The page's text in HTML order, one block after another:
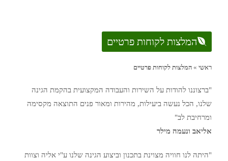
המלצות לקוחות פרטיים
ראשי »המלצות לקוחות פרטיים
"ברצוננו להודות על השירות והעבודה המקצועית בהקמת הגינה
שלנו, הכל נעשה ביעילות, מהירות ומאור פנים התוצאה מקסימה
ומרחיבת לב"
אליאב ונעמה מילר
"היתה לנו חוויה מצוינת בתכנון וביצוע הגינה שלנו ע"י אליה וצוות